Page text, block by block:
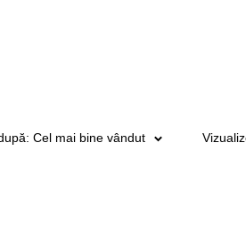
Cel mai bine vândut